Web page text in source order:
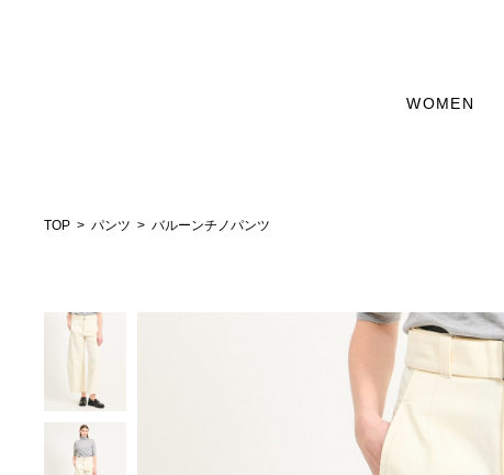
WOMEN
TOP パンツ バルーンチノパンツ